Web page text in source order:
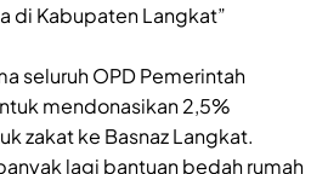
di Kabupaten Langkat”
seluruh OPD Pemerintah
mendonasikan 2,5%
zakat ke Basnaz Langkat.
lagi bantuan bedah rumah